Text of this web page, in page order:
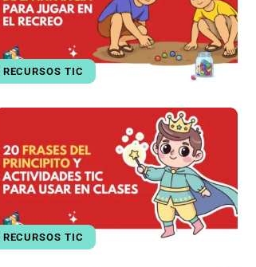
RECURSOS TIC
RECURSOS TIC